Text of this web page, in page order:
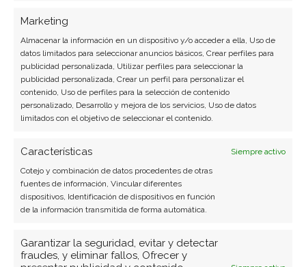
Marketing
Almacenar la información en un dispositivo y/o acceder a ella, Uso de
datos limitados para seleccionar anuncios básicos, Crear perfiles para
publicidad personalizada, Utilizar perfiles para seleccionar la
publicidad personalizada, Crear un perfil para personalizar el
contenido, Uso de perfiles para la selección de contenido
personalizado, Desarrollo y mejora de los servicios, Uso de datos
limitados con el objetivo de seleccionar el contenido.
Características
Siempre activo
Cotejo y combinación de datos procedentes de otras
fuentes de información, Vincular diferentes
dispositivos, Identificación de dispositivos en función
de la información transmitida de forma automática.
Garantizar la seguridad, evitar y detectar
fraudes, y eliminar fallos, Ofrecer y
SOBRE EL AUTOR
transformación digital con más de 8 años de
experiencia. Experta en inteligencia artificial,
ciberseguridad y startups tecnológicas.
Ver todos los artículos →